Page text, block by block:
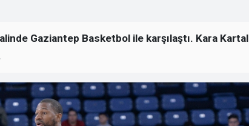
Gaziantep Basketbol ile karşılaştı. Kara Kartal